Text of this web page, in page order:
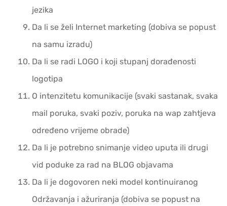
jezika
Da li se želi Internet marketing (dobiva se popust
na samu izradu)
Da li se radi LOGO i koji stupanj dorađenosti
logotipa
O intenzitetu komunikacije (svaki sastanak, svaka
mail poruka, svaki poziv, poruka na wap zahtjeva
određeno vrijeme obrade)
Da li je potrebno snimanje video uputa ili drugi
vid poduke za rad na BLOG objavama
Da li je dogovoren neki model kontinuiranog
Održavanja i ažuriranja (dobiva se popust na